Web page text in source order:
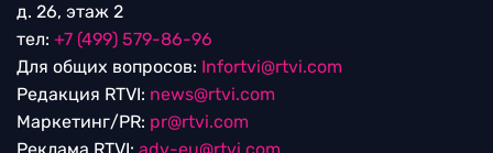
д. 26, этаж 2
тел: +7 (499) 579-86-96
Для общих вопросов: Infortvi@rtvi.com
Редакция RTVI: news@rtvi.com
Маркетинг/PR: pr@rtvi.com